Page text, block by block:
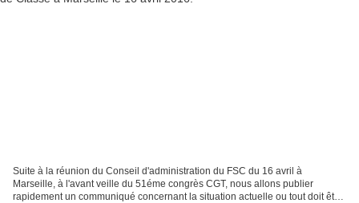
Suite à la réunion du Conseil d'administration du FSC du 16 avril à
Marseille, à l'avant veille du 51éme congrès CGT, nous allons publier
rapidement un communiqué concernant la situation actuelle ou tout doit être